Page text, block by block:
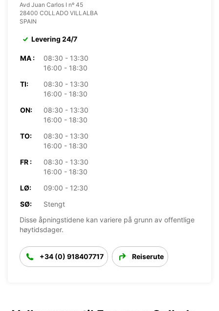
Avd Juan Carlos I nº 45
28400 COLLADO VILLALBA
SPAIN
Levering 24/7
MA :
08:30 - 13:30
16:00 - 18:30
TI:
08:30 - 13:30
16:00 - 18:30
ON:
08:30 - 13:30
16:00 - 18:30
TO:
08:30 - 13:30
16:00 - 18:30
FR :
08:30 - 13:30
16:00 - 18:30
LØ:
09:00 - 12:30
SØ:
Stengt
Disse åpningstidene kan variere på grunn av offentlige
høytidsdager.
+34 (0) 918407717 Reiserute